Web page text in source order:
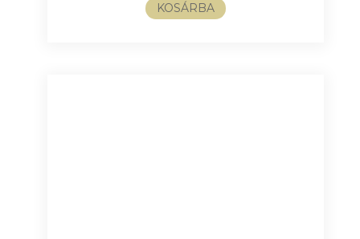
KOSÁRBA